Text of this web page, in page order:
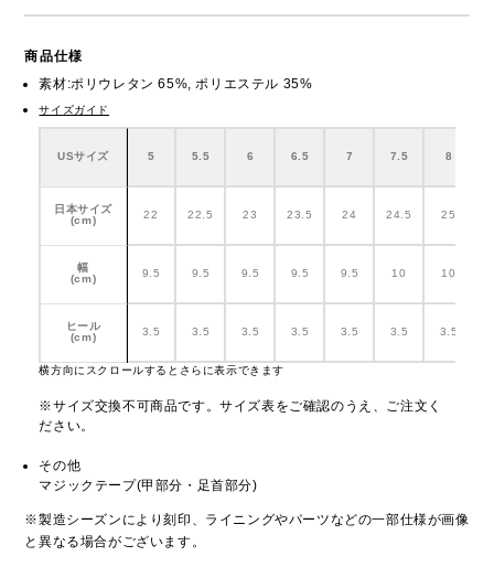
商品仕様
素材:ポリウレタン 65%, ポリエステル 35%
サイズガイド
USサイズ 5 5.5 6 6.5 7 7.5 8
日本サイズ
(cm)
22 22.5 23 23.5 24 24.5 25
幅
(cm)
9.5 9.5 9.5 9.5 9.5 10 10
ヒール
(cm)
3.5 3.5 3.5 3.5 3.5 3.5 3.5
横方向にスクロールするとさらに表示できます
※サイズ交換不可商品です。サイズ表をご確認のうえ、ご注文く
ださい。
その他
マジックテープ(甲部分・足首部分)
※製造シーズンにより刻印、ライニングやパーツなどの一部仕様が画像
と異なる場合がございます。